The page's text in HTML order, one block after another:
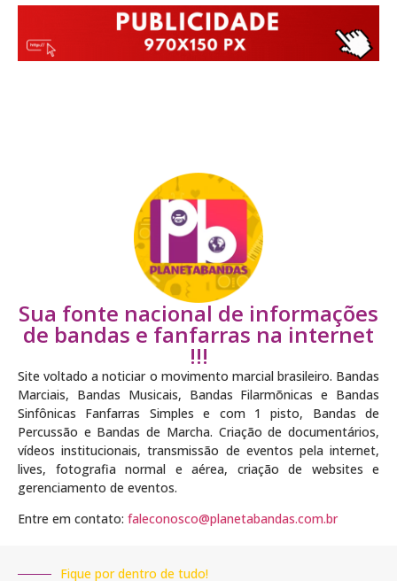
Sua fonte nacional de informações
de bandas e fanfarras na internet
!!!
Site voltado a noticiar o movimento marcial brasileiro. Bandas
Marciais, Bandas Musicais, Bandas Filarmõnicas e Bandas
Sinfônicas Fanfarras Simples e com 1 pisto, Bandas de
Percussão e Bandas de Marcha. Criação de documentários,
vídeos institucionais, transmissão de eventos pela internet,
lives, fotografia normal e aérea, criação de websites e
gerenciamento de eventos.
Entre em contato: faleconosco@planetabandas.com.br
Fique por dentro de tudo!